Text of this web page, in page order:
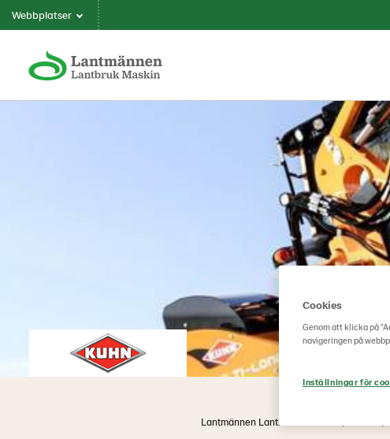
Webbplatser
Lantmännen Lantbruk & Maskin
Cookies
Genom att klicka på
navigeringen på
Inställningar för